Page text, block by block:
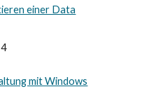
einer Data
mit Windows